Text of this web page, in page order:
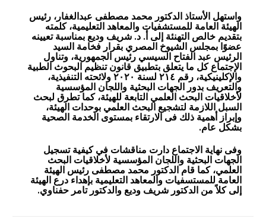
واستهل الأستاذ الدكتور محمد مصطفى عبدالغفار، رئيس
الهيئة العامة للمستشفيات والمعاهد التعليمية، كلمته
بتقديم خالص التهنئة إلى أ. د. شريف وديع بمناسبة تعيينه
عضوًا بمجلس الشيوخ المصري بقرار فخامة السيد
الرئيس عبد الفتاح السيسي رئيس الجمهورية، وتناول
الإجتماع كل ما يتعلق بتطبيق قانون تنظيم البحوث الطبية
والإكلينيكية، رقم ٢١٤ لسنة ٢٠٢٠ ولائحته التنفيذية،
والتعريف بدور الجهات البحثية واللجان المؤسسية
لأخلاقيات البحث العلمي التابعة للهيئة، كما تطرق لبحث
السبل اللازمة لتشجيع البحث العلمي بوحدات الهيئة،
وإبراز أهمية ذلك فى الارتقاء بمستوى الخدمة الصحية
بشكل عام.
وفى نهاية الاجتماع دارت مناقشات في كيفية تسجيل
الجهات البحثية واللجان المؤسسية لأخلاقيات البحث
العلمي، كما قام الدكتور محمد مصطفى رئيس الهيئة
العامة للمستسفيات والمعاهد التعليمية بإهداء درع الهيئة
إلى كلاً من الدكتور شريف وديع والدكتور تامر حفناوي.